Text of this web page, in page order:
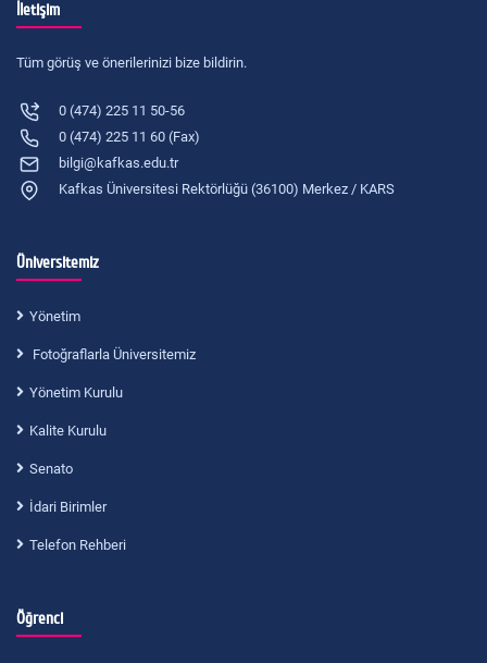
İletişim
Tüm görüş ve önerilerinizi bize bildirin.
0 (474) 225 11 50-56
0 (474) 225 11 60 (Fax)
bilgi@kafkas.edu.tr
Kafkas Üniversitesi Rektörlüğü (36100) Merkez / KARS
Üniversitemiz
Yönetim
Fotoğraflarla Üniversitemiz
Yönetim Kurulu
Kalite Kurulu
Senato
İdari Birimler
Telefon Rehberi
Öğrenci